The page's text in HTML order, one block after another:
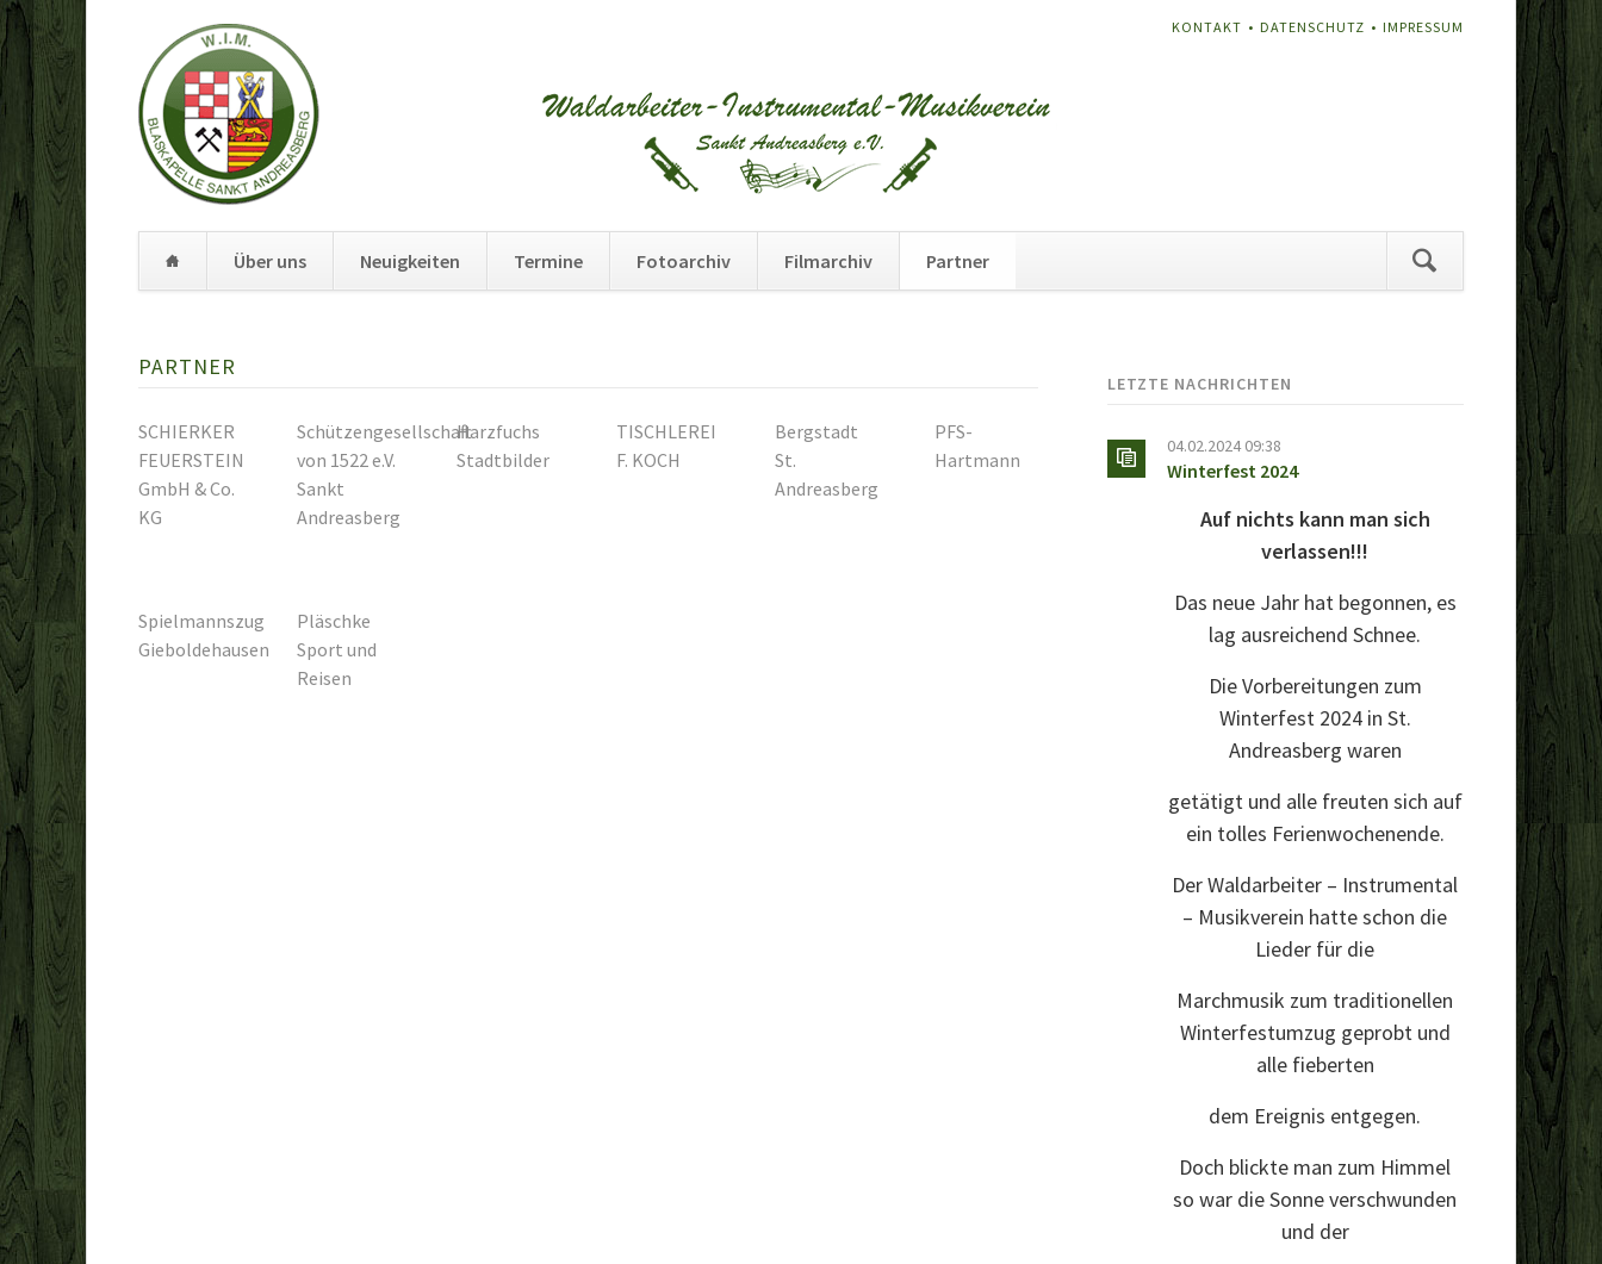
NAVIGATION
KONTAKT DATENSCHUTZ IMPRESSUM
überspringen
Über uns Neuigkeiten Termine Fotoarchiv Filmarchiv Partner
PARTNER
SCHIERKER
FEUERSTEIN
GmbH & Co.
KG
Schützengesellschaft
von 1522 e.V.
Sankt
Andreasberg
Harzfuchs
Stadtbilder
TISCHLEREI
F. KOCH
Bergstadt
St.
Andreasberg
PFS-
Hartmann
Spielmannszug
Gieboldehausen
Pläschke
Sport und
Reisen
LETZTE NACHRICHTEN
04.02.2024 09:38
Winterfest 2024
Auf nichts kann man sich
verlassen!!!
Das neue Jahr hat begonnen, es
lag ausreichend Schnee.
Die Vorbereitungen zum
Winterfest 2024 in St.
Andreasberg waren
getätigt und alle freuten sich auf
ein tolles Ferienwochenende.
Der Waldarbeiter – Instrumental
– Musikverein hatte schon die
Lieder für die
Marchmusik zum traditionellen
Winterfestumzug geprobt und
alle fieberten
dem Ereignis entgegen.
Doch blickte man zum Himmel
so war die Sonne verschwunden
und der